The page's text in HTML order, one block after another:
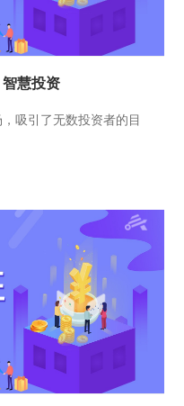
慧投资
吸引了无数投资者的目